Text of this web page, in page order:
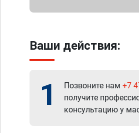
Ваши действия:
1 Позвоните нам +7
получите
консультацию у